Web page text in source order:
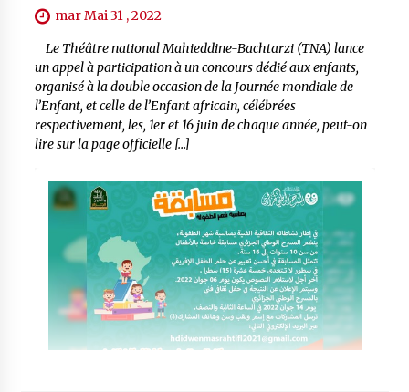
mar Mai 31 , 2022
Le Théâtre national Mahieddine-Bachtarzi (TNA) lance
un appel à participation à un concours dédié aux enfants,
organisé à la double occasion de la Journée mondiale de
l’Enfant, et celle de l’Enfant africain, célébrées
respectivement, les, 1er et 16 juin de chaque année, peut-on
lire sur la page officielle […]